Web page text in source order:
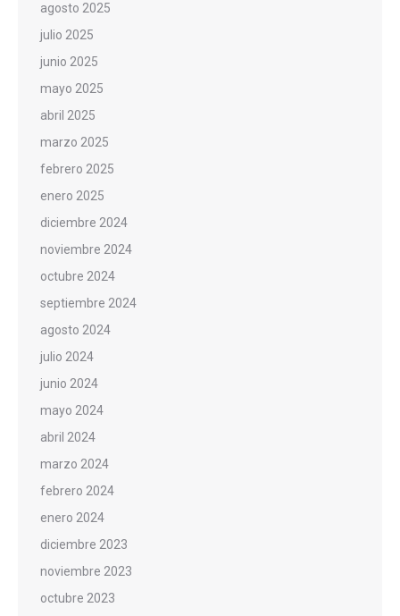
agosto 2025
julio 2025
junio 2025
mayo 2025
abril 2025
marzo 2025
febrero 2025
enero 2025
diciembre 2024
noviembre 2024
octubre 2024
septiembre 2024
agosto 2024
julio 2024
junio 2024
mayo 2024
abril 2024
marzo 2024
febrero 2024
enero 2024
diciembre 2023
noviembre 2023
octubre 2023